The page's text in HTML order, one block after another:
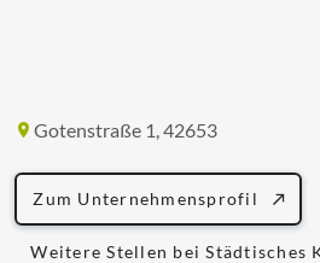
Gotenstraße 1, 42653
Zum Unternehmensprofil
Weitere Stellen bei Städtisches